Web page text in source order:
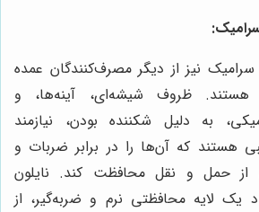
نیز از دیگر مصرف‌کنندگان عمده
هستند. ظروف شیشه‌ای، آینه‌ها، و
به دلیل شکننده بودن، نیازمند
هستند که آن‌ها را در برابر ضربات و
از حمل و نقل محافظت کند. نایلون
یک لایه محافظتی نرم و ضربه‌گیر، از